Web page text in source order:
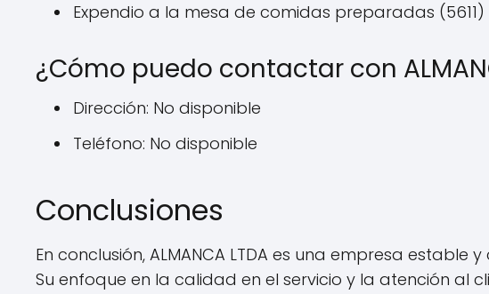
Expendio a la mesa de comidas preparadas (5611)
¿Cómo puedo contactar con
Dirección: No disponible
Teléfono: No disponible
Conclusiones
En conclusión, ALMANCA LTDA es una empresa
Su enfoque en la calidad en el servicio y la atención al